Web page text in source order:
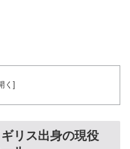
リス出身の現役